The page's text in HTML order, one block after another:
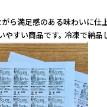
感のある味わい
い商品です。 冷凍で